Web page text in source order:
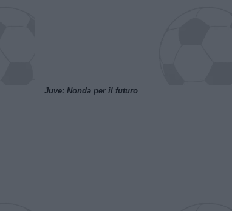
Juve: Nonda per il futuro